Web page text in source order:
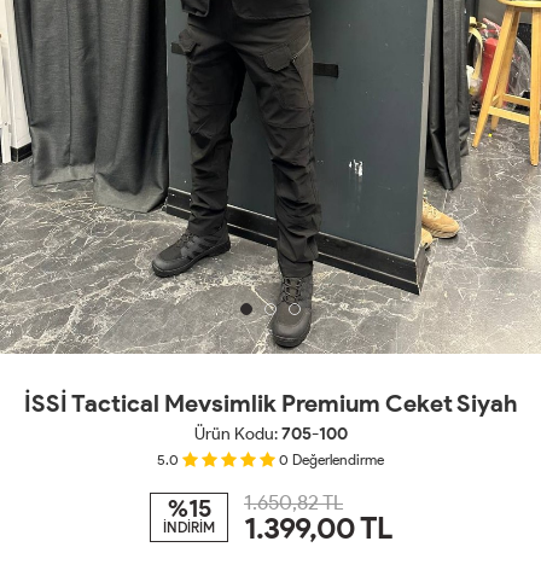
İSSİ Tactical Mevsimlik Premium Ceket Siyah
Ürün Kodu:705-100
5.0 0 Değerlendirme
%15
İNDİRİM
1.650,82 TL
1.399,00TL